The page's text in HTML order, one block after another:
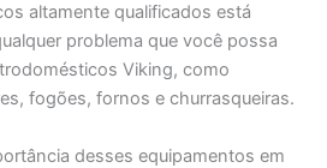
altamente qualificados está
problema que você possa
Viking, como
fogões, fornos e churrasqueiras.
desses equipamentos em